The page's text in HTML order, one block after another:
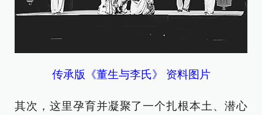
传承版《董生与李氏》 资料图片
其次，这里孕育并凝聚了一个扎根本土、潜心